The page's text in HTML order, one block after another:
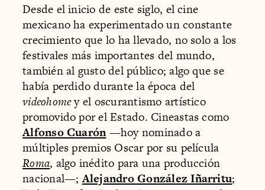
Desde el inicio de este siglo, el cine
mexicano ha experimentado un constante
crecimiento que lo ha llevado, no solo a los
festivales más importantes del mundo,
también al gusto del público; algo que se
había perdido durante la época del
videohomey el oscurantismo artístico
promovido por el Estado. Cineastas como
Alfonso Cuarón—hoy nominado a
múltiples premios Oscar por su película
Roma, algo inédito para una producción
nacional—;Alejandro González Iñarritu;